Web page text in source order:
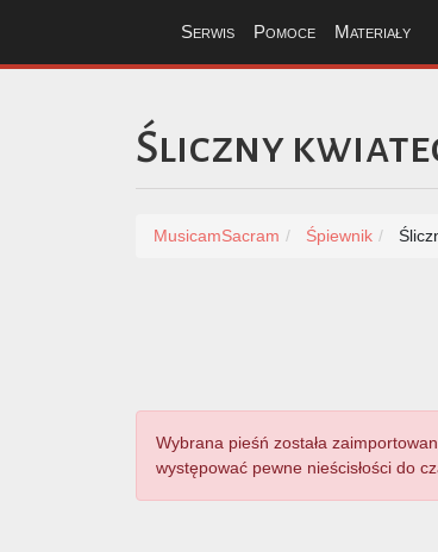
Serwis Pomoce Materiały
Śliczny
MusicamSacram Śpiewnik
Wybrana pieśń została
występować pewne nieścisłości do